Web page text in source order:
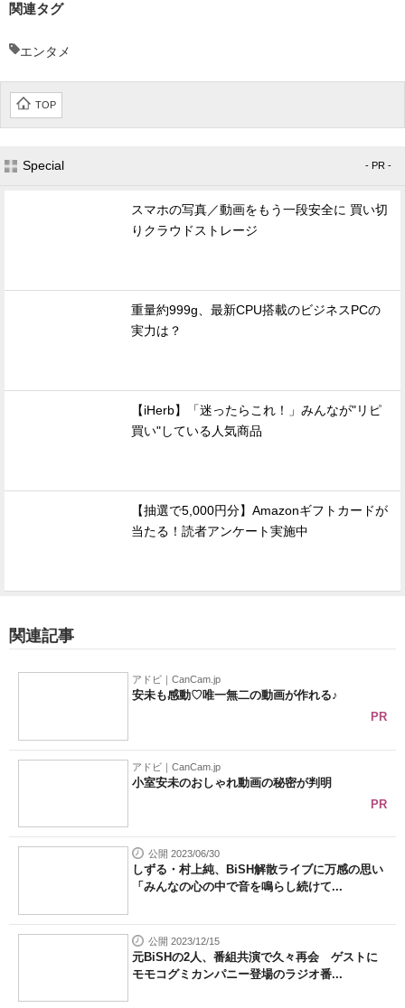
関連タグ
エンタメ
TOP
Special - PR -
スマホの写真／動画をもう一段安全に 買い切
りクラウドストレージ
重量約999g、最新CPU搭載のビジネスPCの
実力は？
【iHerb】「迷ったらこれ！」みんなが"リピ
買い"している人気商品
【抽選で5,000円分】Amazonギフトカードが
当たる！読者アンケート実施中
関連記事
アドビ｜CanCam.jp
安未も感動♡唯一無二の動画が作れる♪
PR
アドビ｜CanCam.jp
小室安未のおしゃれ動画の秘密が判明
PR
公開 2023/06/30
しずる・村上純、BiSH解散ライブに万感の思い
「みんなの心の中で音を鳴らし続けて...
公開 2023/12/15
元BiSHの2人、番組共演で久々再会 ゲストに
モモコグミカンパニー登場のラジオ番...